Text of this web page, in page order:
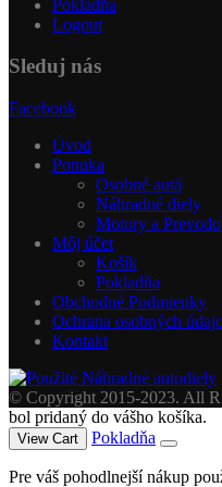
Pokladňa
Logout
Sleduj nás
Facebook
Úvod
Ponuka
Osobné autá
Náhradné diely
Motory a
Môj účet
Košík
Pokladňa
Obchodné Podmienky
Ochrana osobných
Kontakt
© Copyright 2015-2023. All
bol pridaný do vášho košíka.
View Cart Pokladňa
Pre váš pohodlnejší nákup